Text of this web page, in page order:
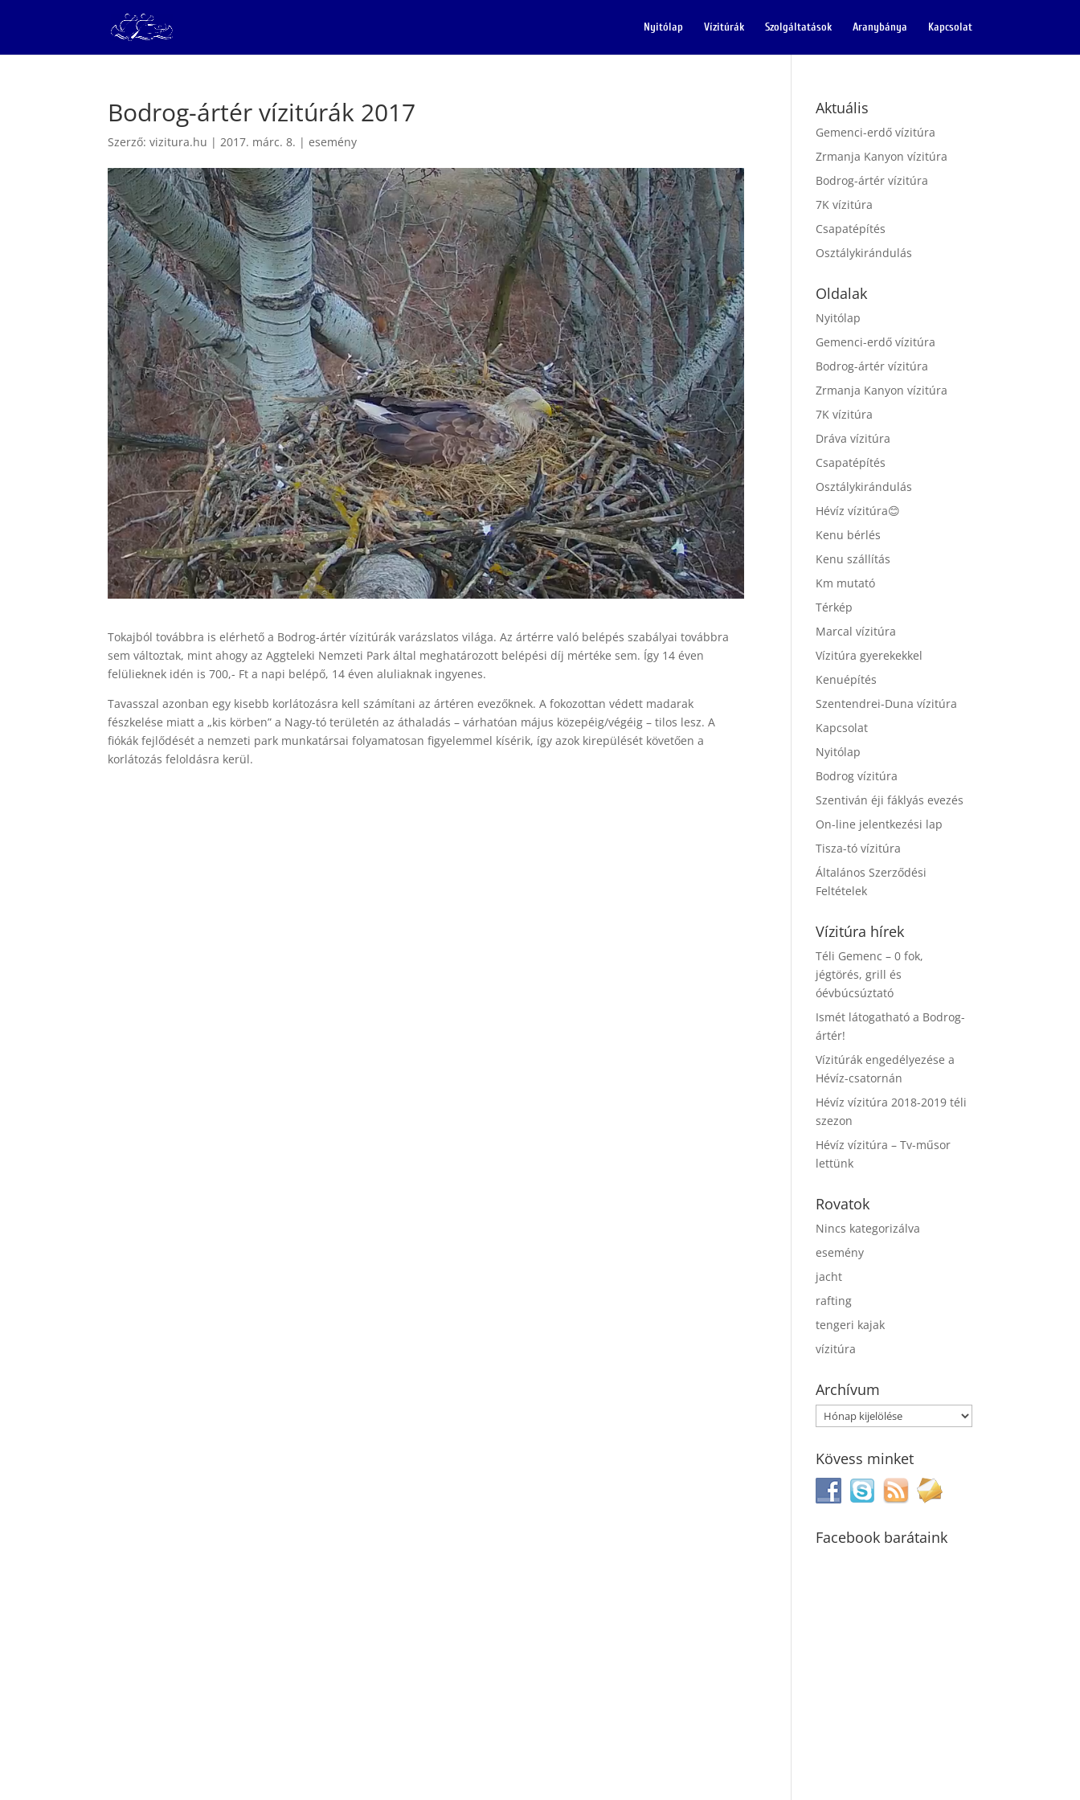
Nyitólap Vízitúrák Szolgáltatások Aranybánya Kapcsolat
Bodrog-ártér vízitúrák 2017
Szerző:vizitura.hu |2017. márc. 8. |esemény
Tokajból továbbra is elérhető a Bodrog-ártér vízitúrák varázslatos világa. Az ártérre való belépés szabályai továbbra
sem változtak, mint ahogy az Aggteleki Nemzeti Park által meghatározott belépési díj mértéke sem. Így 14 éven
felülieknek idén is 700,- Ft a napi belépő, 14 éven aluliaknak ingyenes.
Tavasszal azonban egy kisebb korlátozásra kell számítani az ártéren evezőknek. A fokozottan védett madarak
fészkelése miatt a „kis körben” a Nagy-tó területén az áthaladás – várhatóan május közepéig/végéig – tilos lesz. A
fiókák fejlődését a nemzeti park munkatársai folyamatosan figyelemmel kísérik, így azok kirepülését követően a
korlátozás feloldásra kerül.
Aktuális
Gemenci-erdő vízitúra
Zrmanja Kanyon vízitúra
Bodrog-ártér vízitúra
7K vízitúra
Csapatépítés
Osztálykirándulás
Oldalak
Nyitólap
Gemenci-erdő vízitúra
Bodrog-ártér vízitúra
Zrmanja Kanyon vízitúra
7K vízitúra
Dráva vízitúra
Csapatépítés
Osztálykirándulás
Hévíz vízitúra😊
Kenu bérlés
Kenu szállítás
Km mutató
Térkép
Marcal vízitúra
Vízitúra gyerekekkel
Kenuépítés
Szentendrei-Duna vízitúra
Kapcsolat
Nyitólap
Bodrog vízitúra
Szentiván éji fáklyás evezés
On-line jelentkezési lap
Tisza-tó vízitúra
Általános Szerződési
Feltételek
Vízitúra hírek
Téli Gemenc – 0 fok,
jégtörés, grill és
óévbúcsúztató
Ismét látogatható a Bodrog-
ártér!
Vízitúrák engedélyezése a
Hévíz-csatornán
Hévíz vízitúra 2018-2019 téli
szezon
Hévíz vízitúra – Tv-műsor
lettünk
Rovatok
Nincs kategorizálva
esemény
jacht
rafting
tengeri kajak
vízitúra
Archívum
Archívum
Kövess minket
Facebook barátaink